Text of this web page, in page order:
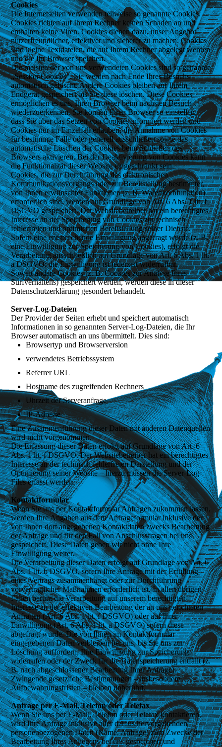
Cookies
Die Internetseiten verwenden teilweise so genannte Cookies.
Cookies richten auf Ihrem Rechner keinen Schaden an und
enthalten keine Viren. Cookies dienen dazu, unser Angebot
nutzerfreundlicher, effektiver und sicherer zu machen. Cookies
sind kleine Textdateien, die auf Ihrem Rechner abgelegt werden
und die Ihr Browser speichert.
Die meisten der von uns verwendeten Cookies sind so genannte
„Session-Cookies“. Sie werden nach Ende Ihres Besuchs
automatisch gelöscht. Andere Cookies bleiben auf Ihrem
Endgerät gespeichert bis Sie diese löschen. Diese Cookies
ermöglichen es uns, Ihren Browser beim nächsten Besuch
wiederzuerkennen. Sie können Ihren Browser so einstellen,
dass Sie über das Setzen von Cookies informiert werden und
Cookies nur im Einzelfall erlauben, die Annahme von Cookies
für bestimmte Fälle oder generell ausschließen sowie das
automatische Löschen der Cookies beim Schließen des
Browsers aktivieren. Bei der Deaktivierung von Cookies kann
die Funktionalität dieser Website eingeschränkt sein.
Cookies, die zur Durchführung des elektronischen
Kommunikationsvorgangs oder zur Bereitstellung bestimmter,
von Ihnen erwünschter Funktionen (z. B. Warenkorbfunktion)
erforderlich sind, werden auf Grundlage von Art. 6 Abs. 1 lit. f
DSGVO gespeichert. Der Websitebetreiber hat ein berechtigtes
Interesse an der Speicherung von Cookies zur technisch
fehlerfreien und optimierten Bereitstellung seiner Dienste.
Sofern eine entsprechende Einwilligung abgefragt wurde (z. B.
eine Einwilligung zur Speicherung von Cookies), erfolgt die
Verarbeitung ausschließlich auf Grundlage von Art. 6 Abs. 1 lit.
a DSGVO; die Einwilligung ist jederzeit widerrufbar.
Soweit andere Cookies (z. B. Cookies zur Analyse Ihres
Surfverhaltens) gespeichert werden, werden diese in dieser
Datenschutzerklärung gesondert behandelt.
Server-Log-Dateien
Der Provider der Seiten erhebt und speichert automatisch
Informationen in so genannten Server-Log-Dateien, die Ihr
Browser automatisch an uns übermittelt. Dies sind:
Browsertyp und Browserversion
verwendetes Betriebssystem
Referrer URL
Hostname des zugreifenden Rechners
Uhrzeit der Serveranfrage
IP-Adresse
Eine Zusammenführung dieser Daten mit anderen Datenquellen
wird nicht vorgenommen.
Die Erfassung dieser Daten erfolgt auf Grundlage von Art. 6
Abs. 1 lit. f DSGVO. Der Websitebetreiber hat ein berechtigtes
Interesse an der technisch fehlerfreien Darstellung und der
Optimierung seiner Website – hierzu müssen die Server-Log-
Files erfasst werden.
Kontaktformular
Wenn Sie uns per Kontaktformular Anfragen zukommen lassen,
werden Ihre Angaben aus dem Anfrageformular inklusive der
von Ihnen dort angegebenen Kontaktdaten zwecks Bearbeitung
der Anfrage und für den Fall von Anschlussfragen bei uns
gespeichert. Diese Daten geben wir nicht ohne Ihre
Einwilligung weiter.
Die Verarbeitung dieser Daten erfolgt auf Grundlage von Art. 6
Abs. 1 lit. b DSGVO, sofern Ihre Anfrage mit der Erfüllung
eines Vertrags zusammenhängt oder zur Durchführung
vorvertraglicher Maßnahmen erforderlich ist. In allen übrigen
Fällen beruht die Verarbeitung auf unserem berechtigten
Interesse an der effektiven Bearbeitung der an uns gerichteten
Anfragen (Art. 6 Abs. 1 lit. f DSGVO) oder auf Ihrer
Einwilligung (Art. 6 Abs. 1 lit. a DSGVO) sofern diese
abgefragt wurde. Die von Ihnen im Kontaktformular
eingegebenen Daten verbleiben bei uns, bis Sie uns zur
Löschung auffordern, Ihre Einwilligung zur Speicherung
widerrufen oder der Zweck für die Datenspeicherung entfällt (z.
B. nach abgeschlossener Bearbeitung Ihrer Anfrage).
Zwingende gesetzliche Bestimmungen – insbesondere
Aufbewahrungsfristen – bleiben unberührt.
Anfrage per E-Mail, Telefon oder Telefax
Wenn Sie uns per E-Mail, Telefon oder Telefax kontaktieren,
wird Ihre Anfrage inklusive aller daraus hervorgehenden
personenbezogenen Daten (Name, Anfrage) zum Zwecke der
Bearbeitung Ihres Anliegens bei uns gespeichert und